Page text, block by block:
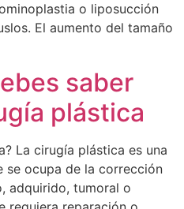
o liposucción
El aumento del tamaño
saber
plástica
La cirugía plástica es una
se ocupa de la corrección
adquirido, tumoral o